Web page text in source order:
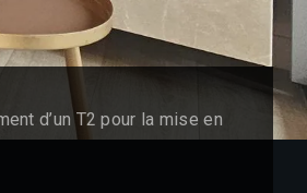
d’un T2 pour la mise en